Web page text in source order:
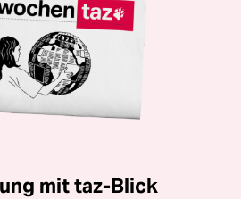
mit taz-Blick